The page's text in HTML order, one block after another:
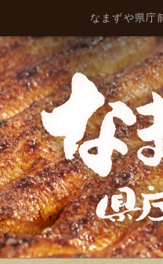
なまずや県庁